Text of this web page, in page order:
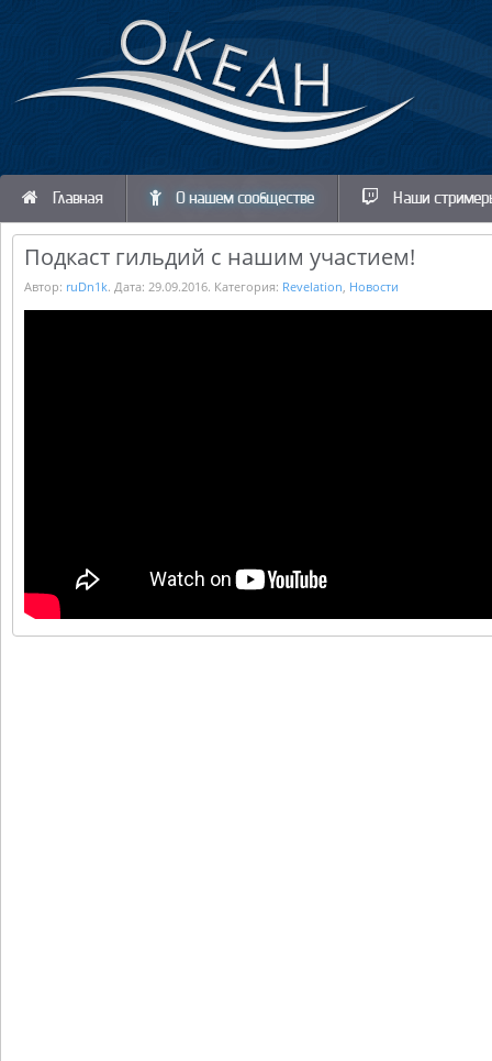
Главная О нашем сообществе Наши
Подкаст гильдий с нашим участием!
Автор: ruDn1k. Дата: 29.09.2016. Категория: Revelation, Новости